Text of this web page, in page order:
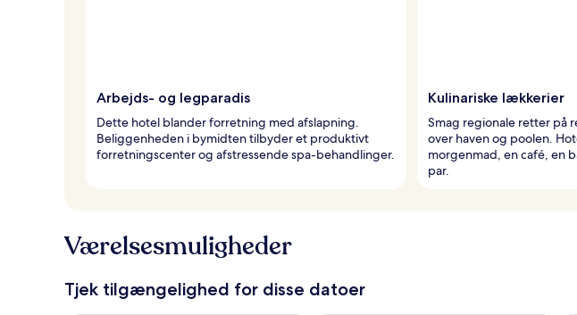
Arbejds- og legparadis
Dette hotel blander forretning med afslapning.
Beliggenheden i bymidten tilbyder et produktivt
forretningscenter og afstressende spa-behandlinger.
Kulinariske lækkerier
Smag regionale retter på
over haven og poolen.
morgenmad, en café, en
par.
Værelsesmuligheder
Tjek tilgængelighed for disse datoer